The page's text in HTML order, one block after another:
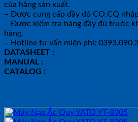
của hãng sản xuất.
– Được cung cấp đầy đủ CO,CQ
– Được kiểm tra hàng đầy đủ trước
hàng.
– Hotline tư vấn miễn phí:
DATASHEET :
MANUAL :
CATALOG :